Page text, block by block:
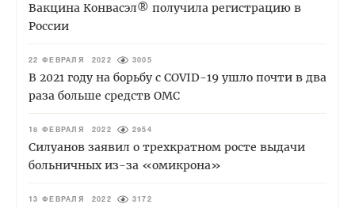
Вакцина Конвасэл® получила регистрацию в
России
22 ФЕВРАЛЯ 2022 3005
В 2021 году на борьбу с COVID-19 ушло почти в два
раза больше средств ОМС
18 ФЕВРАЛЯ 2022 2954
Силуанов заявил о трехкратном росте выдачи
больничных из-за «омикрона»
13 ФЕВРАЛЯ 2022 3172